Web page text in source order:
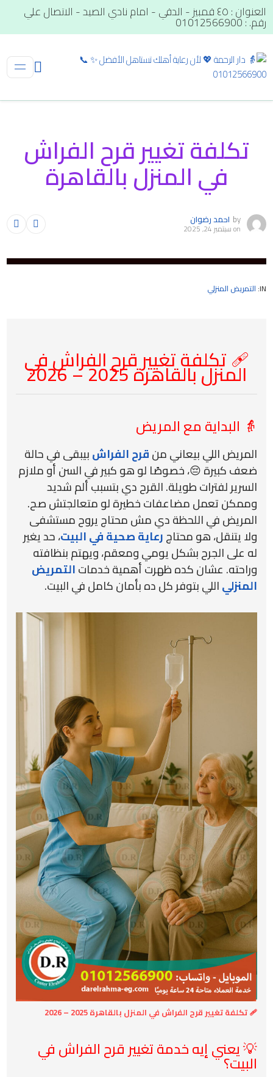
العنوان : ٤٥ قمبيز - الدقي - امام نادي الصيد - الاتصال علي
رقم. : 01012566900
تكلفة تغيير قرح الفراش
في المنزل بالقاهرة
by احمد رضوان
onسبتمبر 24, 2025
IN: التمريض المنزلي
🩹 تكلفة تغيير قرح الفراش في
المنزل بالقاهرة 2025 – 2026
👵 البداية مع المريض
المريض اللي بيعاني منقرح الفراشبيبقى في حالة
ضعف كبيرة 😔، خصوصًا لو هو كبير في السن أو ملازم
السرير لفترات طويلة. القرح دي بتسبب ألم شديد
وممكن تعمل مضاعفات خطيرة لو متعالجتش صح.
المريض في اللحظة دي مش محتاج يروح مستشفى
ولا يتنقل، هو محتاجرعاية صحية في البيت، حد يغير
له على الجرح بشكل يومي ومعقم، ويهتم بنظافته
وراحته. عشان كده ظهرت أهمية خدماتالتمريض
المنزلياللي بتوفر كل ده بأمان كامل في البيت.
🩹 تكلفة تغيير قرح الفراش في المنزل بالقاهرة 2025 – 2026
💡 يعني إيه خدمة تغيير قرح الفراش في
البيت؟